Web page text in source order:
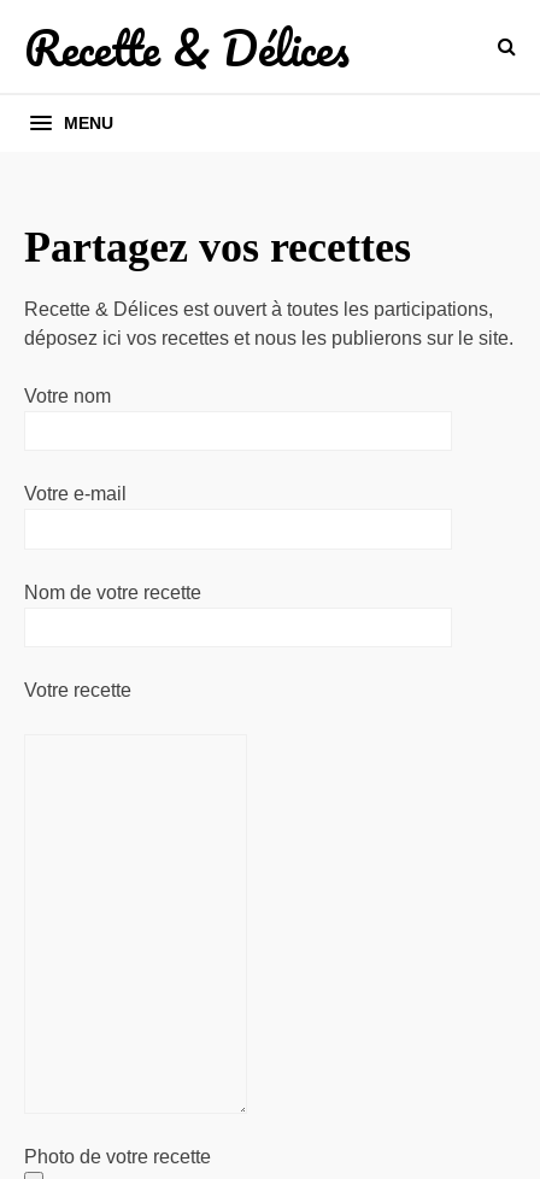
Recette & Délices
MENU
Partagez vos recettes
Recette & Délices est ouvert à toutes les participations,
déposez ici vos recettes et nous les publierons sur le site.
Votre nom
Votre e-mail
Nom de votre recette
Votre recette
Photo de votre recette